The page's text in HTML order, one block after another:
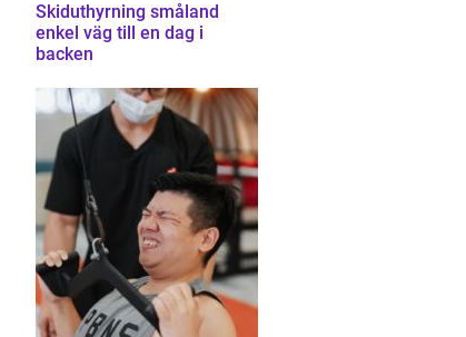
Skiduthyrning småland
enkel väg till en dag i
backen